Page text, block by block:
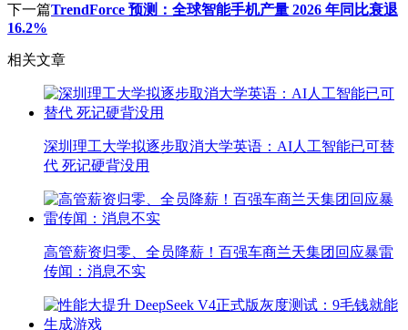
下一篇TrendForce 预测：全球智能手机产量 2026 年同比衰退
16.2%
相关文章
深圳理工大学拟逐步取消大学英语：AI人工智能已可替
代 死记硬背没用
高管薪资归零、全员降薪！百强车商兰天集团回应暴雷
传闻：消息不实